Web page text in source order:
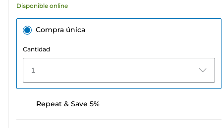
Disponible online
Compra única
Cantidad
1
Repeat & Save 5%